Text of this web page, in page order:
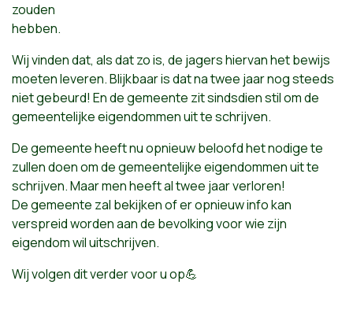
zouden
hebben.
Wij vinden dat, als dat zo is, de jagers hiervan het bewijs
moeten leveren. Blijkbaar is dat na twee jaar nog steeds
niet gebeurd! En de gemeente zit sindsdien stil om de
gemeentelijke eigendommen uit te schrijven.
De gemeente heeft nu opnieuw beloofd het nodige te
zullen doen om de gemeentelijke eigendommen uit te
schrijven. Maar men heeft al twee jaar verloren!
De gemeente zal bekijken of er opnieuw info kan
verspreid worden aan de bevolking voor wie zijn
eigendom wil uitschrijven.
Wij volgen dit verder voor u op💪